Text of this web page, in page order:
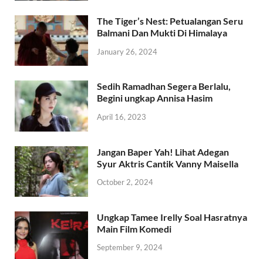
The Tiger’s Nest: Petualangan Seru
Balmani Dan Mukti Di Himalaya
January 26, 2024
Sedih Ramadhan Segera Berlalu,
Begini ungkap Annisa Hasim
April 16, 2023
Jangan Baper Yah! Lihat Adegan
Syur Aktris Cantik Vanny Maisella
October 2, 2024
Ungkap Tamee Irelly Soal Hasratnya
Main Film Komedi
September 9, 2024